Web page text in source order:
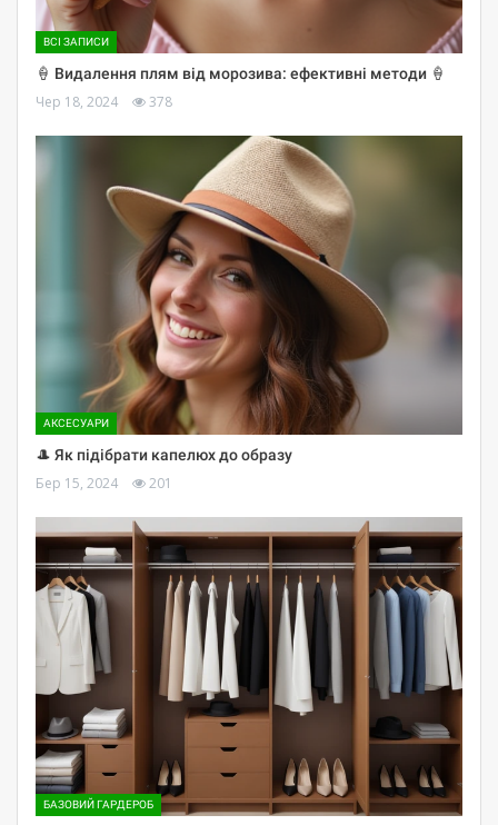
ВСІ ЗАПИСИ
🍦 Видалення плям від морозива: ефективні методи 🍦
Чер 18, 2024 378
АКСЕСУАРИ
🎩 Як підібрати капелюх до образу
Бер 15, 2024 201
БАЗОВИЙ ГАРДЕРОБ